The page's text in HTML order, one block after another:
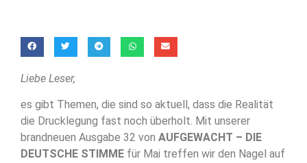
Liebe Leser,
es gibt Themen, die sind so aktuell, dass die Realität
die Drucklegung fast noch überholt. Mit unserer
brandneuen Ausgabe 32 von AUFGEWACHT – DIE
DEUTSCHE STIMME für Mai treffen wir den Nagel auf